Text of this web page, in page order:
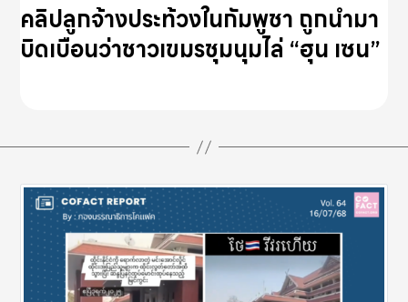
คลิปลูกจ้างประท้วงในกัมพูชา ถูกนำมา
บิดเบือนว่าชาวเขมรชุมนุมไล่ “ฮุน เซน”